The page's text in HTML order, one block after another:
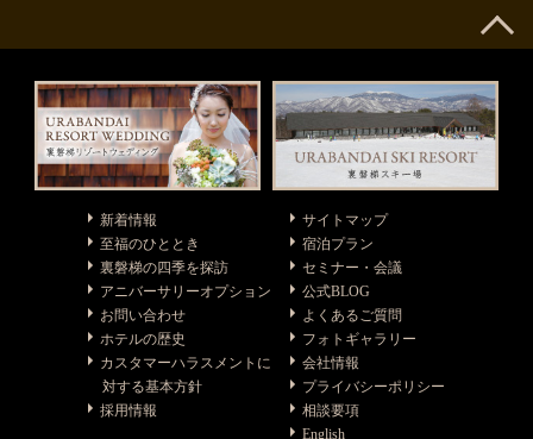
新着情報
至福のひととき
裏磐梯の四季を探訪
アニバーサリーオプション
お問い合わせ
ホテルの歴史
カスタマーハラスメントに
対する基本方針
採用情報
サイトマップ
宿泊プラン
セミナー・会議
公式BLOG
よくあるご質問
フォトギャラリー
会社情報
プライバシーポリシー
相談要項
English